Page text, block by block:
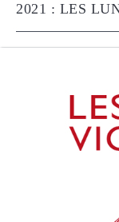
2021 : LES